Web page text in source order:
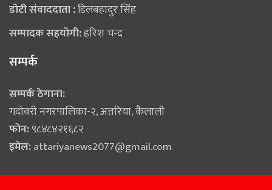
डोटी संवाददाता :डिलबहादुर सिंह
सम्पादक सहयोगी:हरिश चन्द
सम्पर्क
सम्पर्क ठेगाना:
गदोवरी नगरपालिका-२, अत्तरिया, कैलाली
फोन:९८४८४२१६८२
इमेल:attariyanews2077@gmail.com